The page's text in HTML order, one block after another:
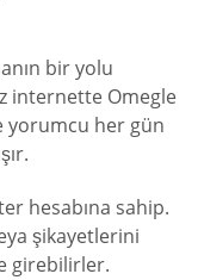
bir yolu
internette Omegle
yorumcu her gün
hesabına sahip.
şikayetlerini
girebilirler.